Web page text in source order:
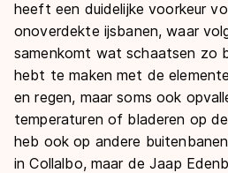
heeft een duidelijke voorkeur
onoverdekte ijsbanen, waar
samenkomt wat schaatsen zo
hebt te maken met de
en regen, maar soms ook
temperaturen of bladeren op
heb ook op andere
in Collalbo, maar de Jaap